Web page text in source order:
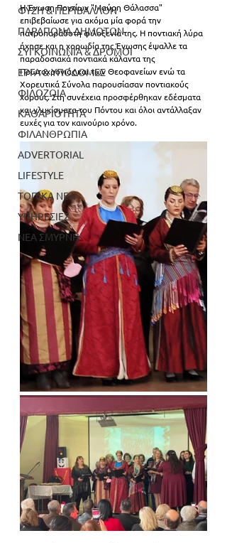
ΦΥΣΗ & ΠΕΡΙΒΑΛΛΟΝ
ΠΑΡΑΠΟΝΑ ΔΗΜΟΤΩΝ
ΣΥΓΚΟΙΝΩΝΙΑ & ΔΡΟΜΟΙ
ΕΡΓΑ & ΥΠΟΔΟΜΕΣ
ΦΙΛΟΖΩΙΑ
ΚΑΘΑΡΙΟΤΗΤΑ
ΦΙΛΑΝΘΡΩΠΙΑ
ADVERTORIAL
LIFESTYLE
ΤΟΠΙΚΑ ΝΕΑ
ΥΠΗΡΕΣΙΕΣ
ΝΕΑ ΣΜΥΡΝΗ
Η Ένωση Ποντίων "Μαύρη Θάλασσα"
επιβεβαίωσε για ακόμα μία φορά την
πατροπαράδοτη φιλοξενία της. Η ποντιακή λύρα
ήχησε και η χορωδία της Ένωσης έψαλλε τα
παραδοσιακά ποντιακά κάλαντα της
Πρωτοχρονιάς και των Θεοφανείων ενώ τα
Χορευτικά Σύνολα παρουσίασαν ποντιακούς
χορούς. Στη συνέχεια προσφέρθηκαν εδέσματα
και γλυκίσματα του Πόντου και όλοι αντάλλαξαν
ευχές για τον καινούριο χρόνο.